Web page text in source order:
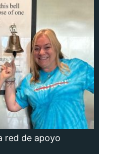
red de apoyo